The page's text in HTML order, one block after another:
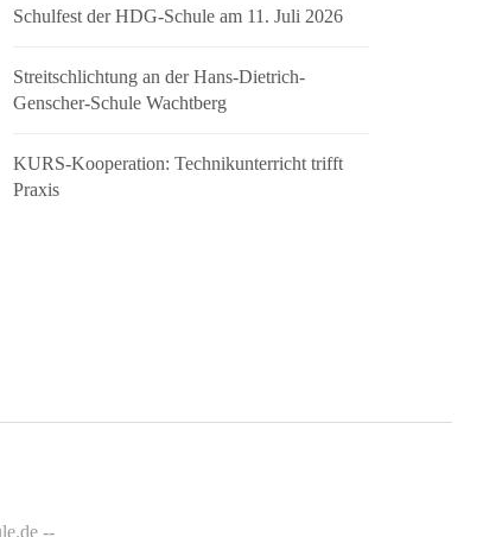
Schulfest der HDG-Schule am 11. Juli 2026
Streitschlichtung an der Hans-Dietrich-
Genscher-Schule Wachtberg
KURS-Kooperation: Technikunterricht trifft
Praxis
--